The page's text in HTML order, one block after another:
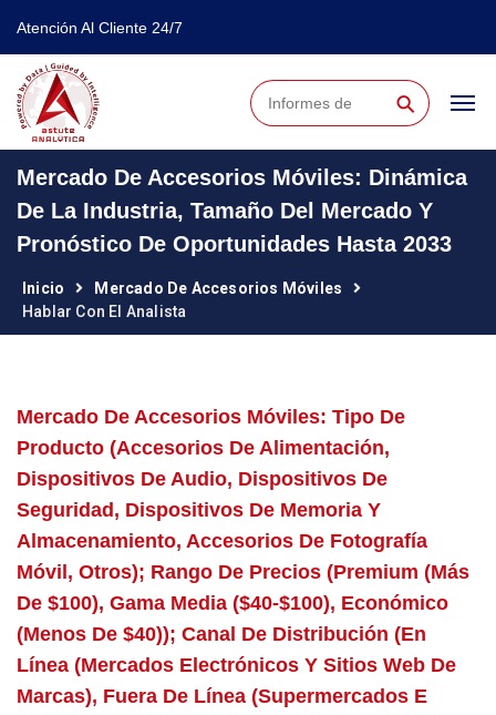
Atención Al Cliente 24/7
⚲
Mercado De Accesorios Móviles: Dinámica
De La Industria, Tamaño Del Mercado Y
Pronóstico De Oportunidades Hasta 2033
Inicio
Mercado De Accesorios Móviles
Hablar Con El Analista
Mercado De Accesorios Móviles: Tipo De
Producto (accesorios De Alimentación,
Dispositivos De Audio, Dispositivos De
Seguridad, Dispositivos De Memoria Y
Almacenamiento, Accesorios De Fotografía
Móvil, Otros); Rango De Precios (Premium (más
De $100), Gama Media ($40-$100), Económico
(menos De $40)); Canal De Distribución (en
Línea (mercados Electrónicos Y Sitios Web De
Marcas), Fuera De Línea (supermercados E